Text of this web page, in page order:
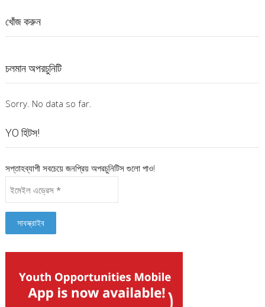
খোঁজ করুন
চলমান অপরচুনিটি
Sorry. No data so far.
YO হিটস!
সপ্তাহব্যাপী সবচেয়ে জনপ্রিয় অপরচুনিটিস গুলো পাও!